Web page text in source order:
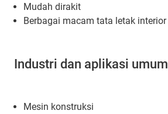
Mudah dirakit
Berbagai macam tata letak interior
Industri dan aplikasi umum
Mesin konstruksi